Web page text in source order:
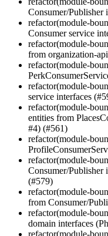
Consumer/Publisher
refactor(module-
Consumer service
refactor(module-
from organization-
refactor(module-
refactor(module-
service interfaces
refactor(module-
entities from
#4) (#561)
refactor(module-
refactor(module-
Consumer/Publisher
(#579)
refactor(module-
from Consumer/
refactor(module-
domain interfaces